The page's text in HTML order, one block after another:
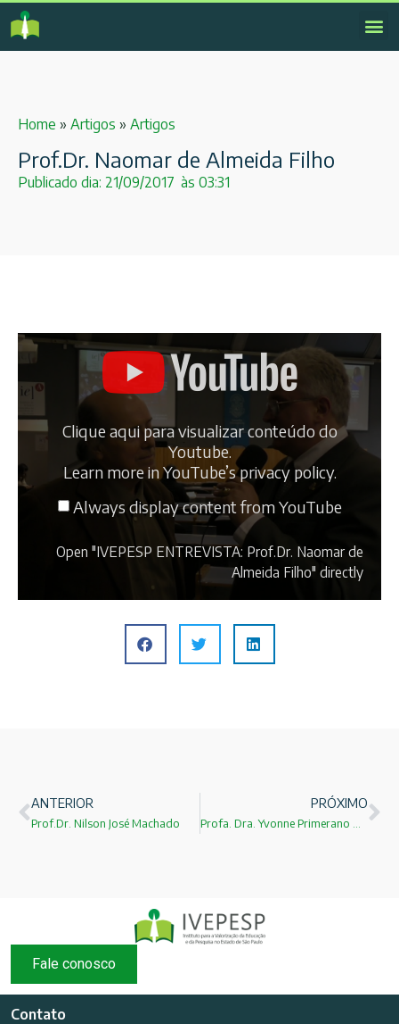
Home » Artigos » Artigos
Prof.Dr. Naomar de Almeida Filho
Publicado dia: 21/09/2017 às 03:31
Clique aqui para visualizar conteúdo do
Youtube.
Learn more inYouTube’s privacy policy.
Always display content from YouTube
Open "IVEPESP ENTREVISTA: Prof.Dr. Naomar de
Almeida Filho" directly
ANTERIOR
Prof.Dr. Nilson José Machado
PRÓXIMO
Fale conosco
Contato